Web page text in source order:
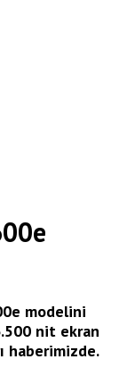
modelini
nit ekran
haberimizde.